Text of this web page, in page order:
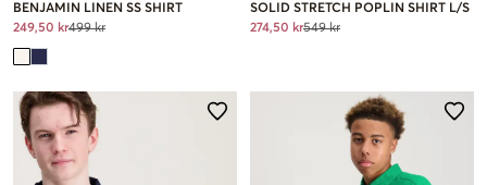
BENJAMIN LINEN SS SHIRT
249,50 kr499 kr
SOLID STRETCH POPLIN SHIRT L/S
274,50 kr549 kr